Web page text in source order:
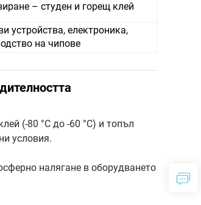
– студен и горещ клей
устройства, електроника,
на чипове
(-80 °C до -60 °C) и топъл
условия.
налягане в оборудването